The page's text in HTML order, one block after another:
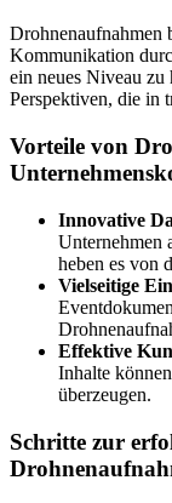
Drohnenaufnahmen
Kommunikation
ein neues Niveau zu
Perspektiven, die in
Vorteile von
Innovative
Unternehmen
heben es von
Vielseitige
Effektive
Inhalte
überzeugen.
Schritte zur